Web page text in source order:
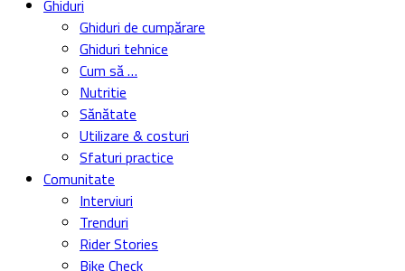
Ghiduri
Ghiduri de cumpărare
Ghiduri tehnice
Cum să …
Nutritie
Sănătate
Utilizare & costuri
Sfaturi practice
Comunitate
Interviuri
Trenduri
Rider Stories
Bike Check